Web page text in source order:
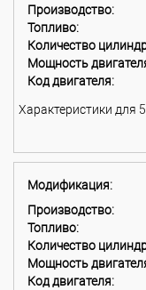
Производство:
Топливо:
Количество
Мощность
Код двигателя:
Характеристики для
Модификация:
Производство:
Топливо:
Количество
Мощность
Код двигателя: